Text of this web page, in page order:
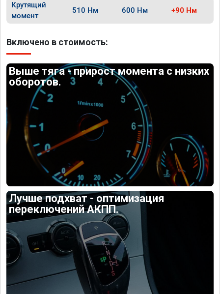
Крутящий
момент
510 Нм 600 Нм +90 Нм
Включено в стоимость:
Выше тяга - прирост момента с низких
оборотов.
Лучше подхват - оптимизация
переключений АКПП.